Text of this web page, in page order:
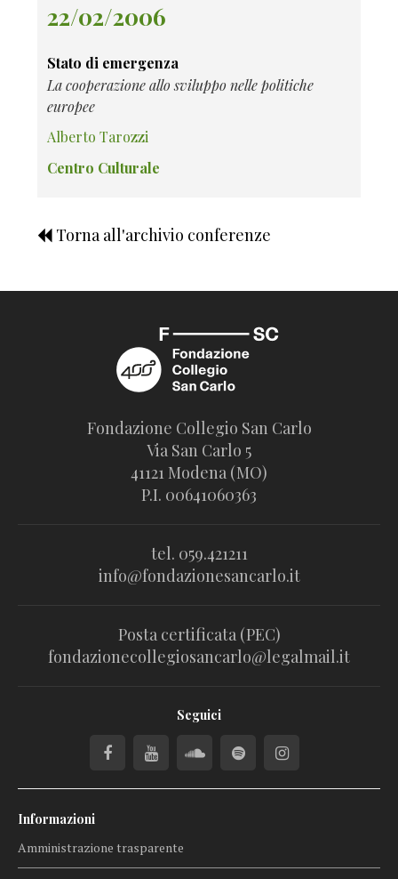
22/02/2006
Stato di emergenza
La cooperazione allo sviluppo nelle politiche
europee
Alberto Tarozzi
Centro Culturale
Torna all'archivio conferenze
Fondazione Collegio San Carlo
Via San Carlo 5
41121 Modena (MO)
P.I. 00641060363
tel. 059.421211
info@fondazionesancarlo.it
Posta certificata (PEC)
fondazionecollegiosancarlo@legalmail.it
Seguici
Informazioni
Amministrazione trasparente